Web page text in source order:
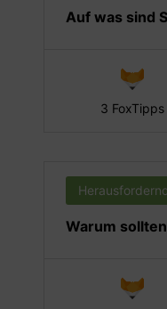
Auf was sind
3 FoxTipps
Warum